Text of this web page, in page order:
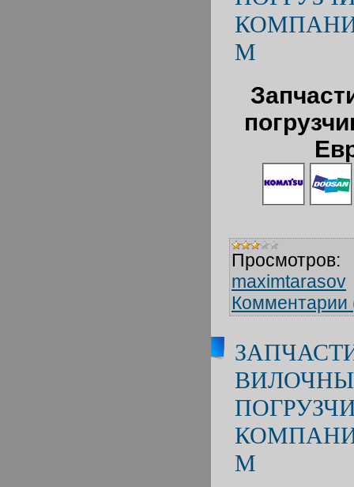
М
Просмотров:
maximtarasov
Комментарии
М